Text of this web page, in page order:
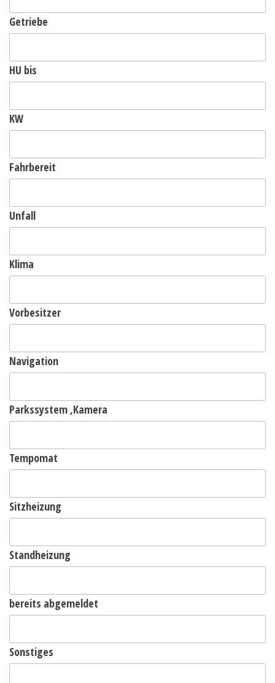
Getriebe
HU bis
KW
Fahrbereit
Unfall
Klima
Vorbesitzer
Navigation
Parkssystem ,Kamera
Tempomat
Sitzheizung
Standheizung
bereits abgemeldet
Sonstiges